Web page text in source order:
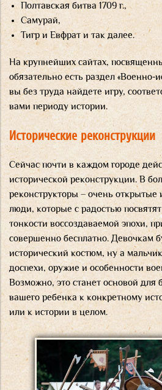
Полтавская битва 1709 г.,
Самурай,
Тигр и Евфрат и так далее.
На крупнейших сайтах,
обязательно есть раздел «Военно-
вы без труда найдете игру,
вами периоду истории.
Исторические реконструкции
Сейчас почти в каждом городе
исторической реконструкции. В
реконструкторы – очень открытые
люди, которые с радостью
тонкости воссоздаваемой эпохи,
совершенно бесплатно. Девочкам
исторический костюм, ну а
доспехи, оружие и особенности
Возможно, это станет основой для
вашего ребенка к конкретному
или к истории в целом.